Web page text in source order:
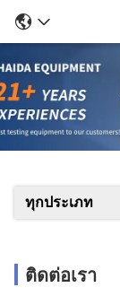
ทุกประเภท
ติดต่อเรา